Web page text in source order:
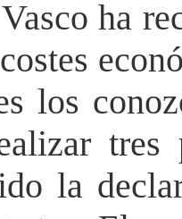
ha
los
tres
la